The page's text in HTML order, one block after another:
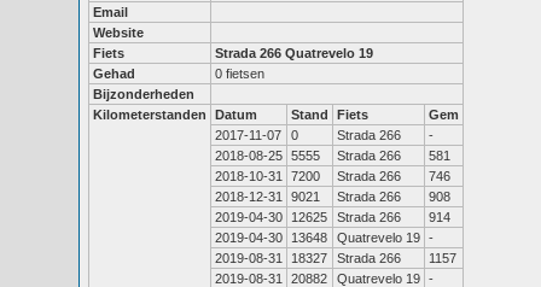
Email
Website
Fiets
Strada 266 Quatrevelo 19
Gehad
0 fietsen
Bijzonderheden
Kilometerstanden
Datum Stand Fiets
Gem
2017-11-07
0 Strada 266
-
2018-08-25 5555 Strada 266
581
2018-10-31
7200 Strada 266
746
2018-12-31
9021 Strada 266
908
2019-04-30
12625 Strada 266
914
2019-04-30
13648 Quatrevelo 19 -
2019-08-31
18327 Strada 266
1157
2019-08-31
20882 Quatrevelo 19 -